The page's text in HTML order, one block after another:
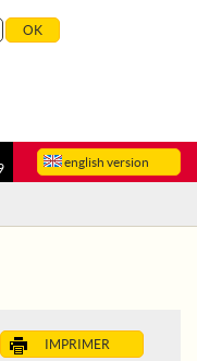
english version
IMPRIMER